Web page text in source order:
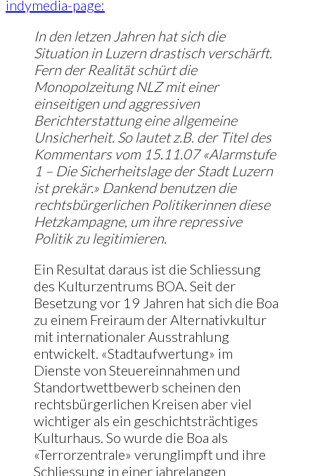
indymedia-page:
In den letzen Jahren hat sich die
Situation in Luzern drastisch verschärft.
Fern der Realität schürt die
Monopolzeitung NLZ mit einer
einseitigen und aggressiven
Berichterstattung eine allgemeine
Unsicherheit. So lautet z.B. der Titel des
Kommentars vom 15.11.07 «Alarmstufe
1 – Die Sicherheitslage der Stadt Luzern
ist prekär.» Dankend benutzen die
rechtsbürgerlichen Politikerinnen diese
Hetzkampagne, um ihre repressive
Politik zu legitimieren.
Ein Resultat daraus ist die Schliessung
des Kulturzentrums BOA. Seit der
Besetzung vor 19 Jahren hat sich die Boa
zu einem Freiraum der Alternativkultur
mit internationaler Ausstrahlung
entwickelt. «Stadtaufwertung» im
Dienste von Steuereinnahmen und
Standortwettbewerb scheinen den
rechtsbürgerlichen Kreisen aber viel
wichtiger als ein geschichtsträchtiges
Kulturhaus. So wurde die Boa als
«Terrorzentrale» verunglimpft und ihre
Schliessung in einer jahrelangen